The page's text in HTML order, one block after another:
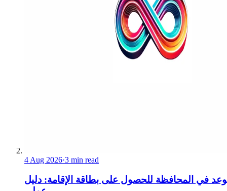
4 Aug 2026·3 min read
في المحافظة للحصول على بطاقة الإقامة: دليل